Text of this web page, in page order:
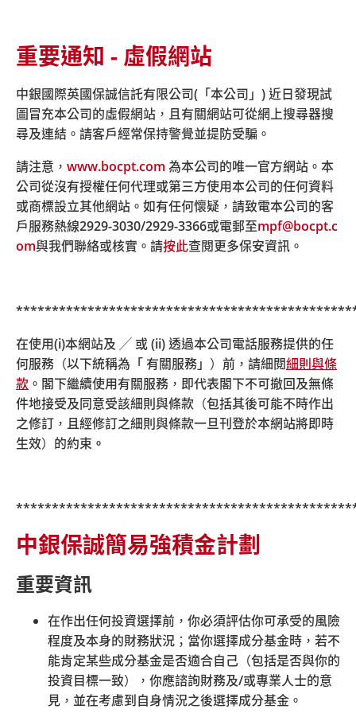
重要通知 - 虛假網站
中銀國際英國保誠信託有限公司(「本公司」) 近日發現試
圖冒充本公司的虛假網站，且有關網站可從網上搜尋器搜
尋及連結。請客戶經常保持警覺並提防受騙。
請注意， www.bocpt.com 為本公司的唯一官方網站。本
公司從沒有授權任何代理或第三方使用本公司的任何資料
或商標設立其他網站。如有任何懷疑，請致電本公司的客
戶服務熱線2929-3030/2929-3366或電郵至mpf@bocpt.c
om與我們聯絡或核實。請按此查閱更多保安資訊。
在使用(i)本網站及 ╱ 或 (ii) 透過本公司電話服務提供的任
何服務（以下統稱為「 有關服務」）前，請細閱細則與條
款 。閣下繼續使用有關服務，即代表閣下不可撤回及無條
件地接受及同意受該細則與條款（包括其後可能不時作出
之修訂，且經修訂之細則與條款一旦刊登於本網站將即時
生效）的約束 。
中銀保誠簡易強積金計劃
重要資訊
在作出任何投資選擇前，你必須評估你可承受的風險
程度及本身的財務狀況；當你選擇成分基金時，若不
能肯定某些成分基金是否適合自己（包括是否與你的
投資目標一致），你應諮詢財務及/或專業人士的意
見，並在考慮到自身情況之後選擇成分基金。
主頁 關於我們
最新消息
消息詳情 「易出糧」軟件升級至 5.1d版本
「易出糧」軟件升級至 5.1d版本
本公司供款軟件「易出糧」現已升級至5.1d版本，相關客
戶可於即日起於本公司網頁www.bocpt.com「下載區
如有查詢，請即與本公司客戶服務代表聯絡:
簡易強積金計劃積金行政熱線：2929-3030
我的強積金計劃客戶服務熱線：2929-3366
© 中銀國際英國保誠信託有限公司 2026
網站地圖 | 保安資訊 | 相關連結 | 細則與條款 |
超連結政策 | 私隱聲明